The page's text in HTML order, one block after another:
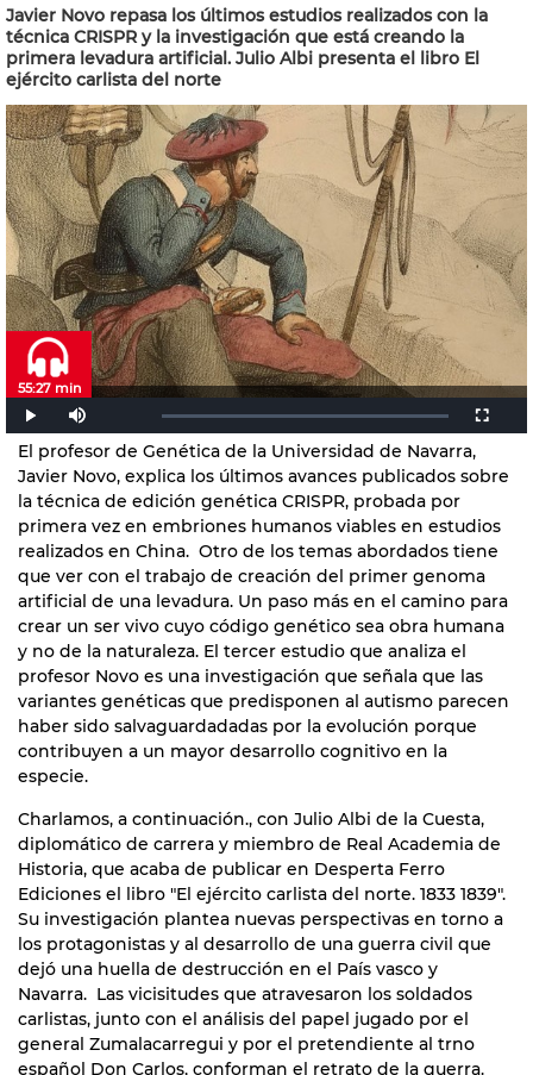
Javier Novo repasa los últimos estudios realizados con la
técnica CRISPR y la investigación que está creando la
primera levadura artificial. Julio Albi presenta el libro El
ejército carlista del norte
55:27 min
El profesor de Genética de la Universidad de Navarra,
Javier Novo, explica los últimos avances publicados sobre
la técnica de edición genética CRISPR, probada por
primera vez en embriones humanos viables en estudios
realizados en China. Otro de los temas abordados tiene
que ver con el trabajo de creación del primer genoma
artificial de una levadura. Un paso más en el camino para
crear un ser vivo cuyo código genético sea obra humana
y no de la naturaleza. El tercer estudio que analiza el
profesor Novo es una investigación que señala que las
variantes genéticas que predisponen al autismo parecen
haber sido salvaguardadadas por la evolución porque
contribuyen a un mayor desarrollo cognitivo en la
especie.
Charlamos, a continuación., con Julio Albi de la Cuesta,
diplomático de carrera y miembro de Real Academia de
Historia, que acaba de publicar en Desperta Ferro
Ediciones el libro "El ejército carlista del norte. 1833 1839".
Su investigación plantea nuevas perspectivas en torno a
los protagonistas y al desarrollo de una guerra civil que
dejó una huella de destrucción en el País vasco y
Navarra. Las vicisitudes que atravesaron los soldados
carlistas, junto con el análisis del papel jugado por el
general Zumalacarregui y por el pretendiente al trno
español Don Carlos, conforman el retrato de la guerra.